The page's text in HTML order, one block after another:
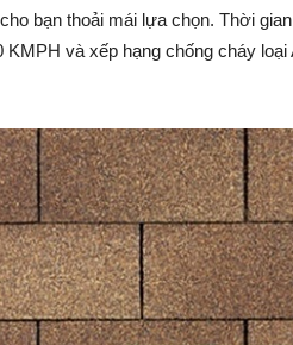
bạn thoải mái lựa chọn. Thời
và xếp hạng chống cháy